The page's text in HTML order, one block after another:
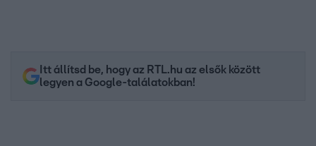
Itt állítsd be, hogy az RTL.hu az elsők között
legyen a Google-találatokban!